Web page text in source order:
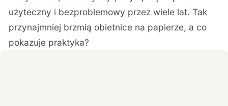
użyteczny i bezproblemowy przez wiele lat. Tak
przynajmniej brzmią obietnice na papierze, a co
pokazuje praktyka?